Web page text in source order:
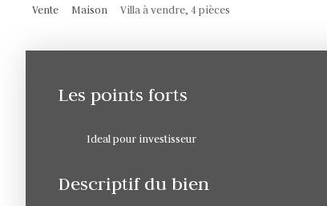
Vente Maison Villa à vendre, 4 pièces
Les points forts
Ideal pour investisseur
Descriptif du bien